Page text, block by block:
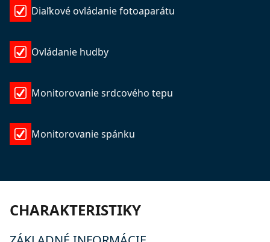
Diaľkové ovládanie fotoaparátu
Ovládanie hudby
Monitorovanie srdcového tepu
Monitorovanie spánku
CHARAKTERISTIKY